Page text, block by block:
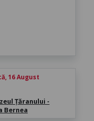
16 August
Țăranului -
Bernea